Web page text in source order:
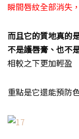
瞬間唇紋全部消失
而且它的質地真的
不是護唇膏、也不
相較之下更加輕盈
重點是它還能預防